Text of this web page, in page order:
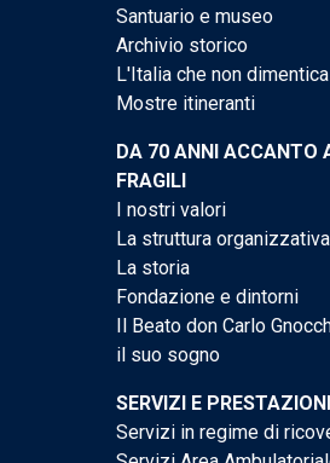
Santuario e museo
Archivio storico
L'Italia che non dimentica
Mostre itineranti
DA 70 ANNI ACCANTO
FRAGILI
I nostri valori
La struttura organizzativa
La storia
Fondazione e dintorni
Il Beato don Carlo
il suo sogno
SERVIZI E PRESTAZIONI
Servizi in regime di